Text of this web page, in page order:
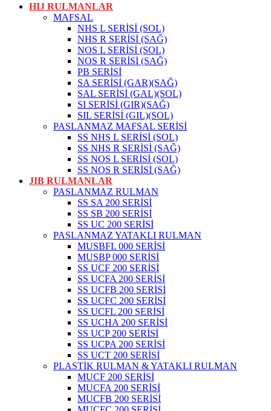
HIJ RULMANLAR
MAFSAL
NHS L SERİSİ (SOL)
NHS R SERİSİ (SAĞ)
NOS L SERİSİ (SOL)
NOS R SERİSİ (SAĞ)
PB SERİSİ
SA SERİSİ (GAR)(SAĞ)
SAL SERİSİ (GAL)(SOL)
SI SERİSİ (GIR)(SAĞ)
SIL SERİSİ (GIL)(SOL)
PASLANMAZ MAFSAL SERİSİ
SS NHS L SERİSİ (SOL)
SS NHS R SERİSİ (SAĞ)
SS NOS L SERİSİ (SOL)
SS NOS R SERİSİ (SAĞ)
JIB RULMANLAR
PASLANMAZ RULMAN
SS SA 200 SERİSİ
SS SB 200 SERİSİ
SS UC 200 SERİSİ
PASLANMAZ YATAKLI RULMAN
MUSBFL 000 SERİSİ
MUSBP 000 SERİSİ
SS UCF 200 SERİSİ
SS UCFA 200 SERİSİ
SS UCFB 200 SERİSİ
SS UCFC 200 SERİSİ
SS UCFL 200 SERİSİ
SS UCHA 200 SERİSİ
SS UCP 200 SERİSİ
SS UCPA 200 SERİSİ
SS UCT 200 SERİSİ
PLASTİK RULMAN & YATAKLI RULMAN
MUCF 200 SERİSİ
MUCFA 200 SERİSİ
MUCFB 200 SERİSİ